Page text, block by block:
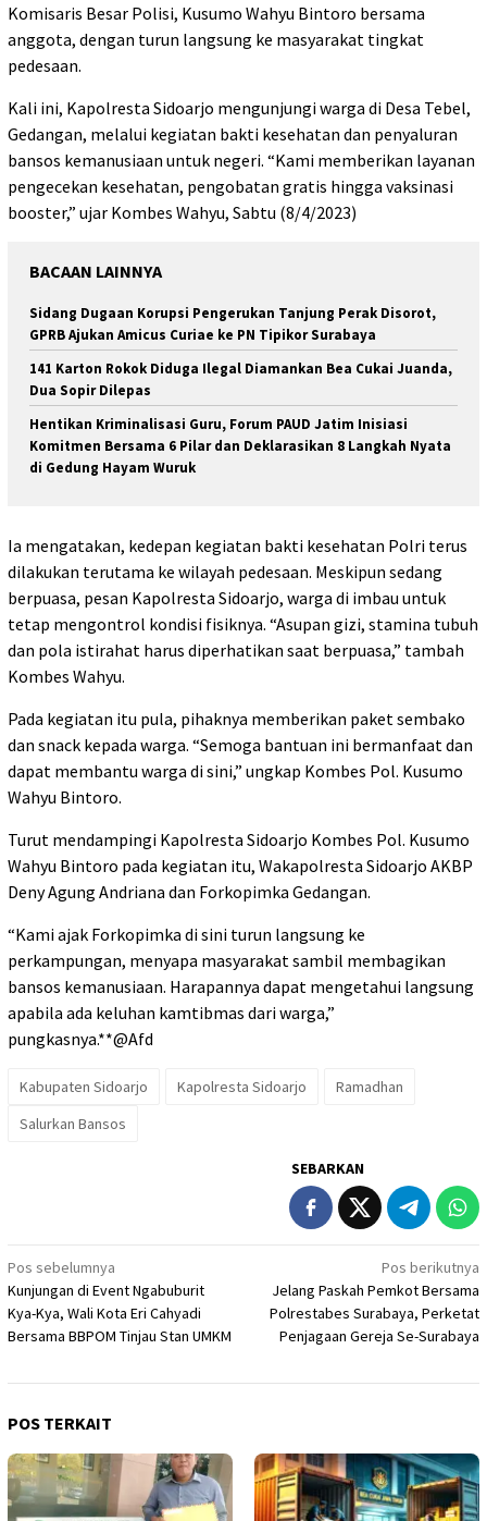
Komisaris Besar Polisi, Kusumo Wahyu Bintoro bersama
anggota, dengan turun langsung ke masyarakat tingkat
pedesaan.
Kali ini, Kapolresta Sidoarjo mengunjungi warga di Desa Tebel,
Gedangan, melalui kegiatan bakti kesehatan dan penyaluran
bansos kemanusiaan untuk negeri. “Kami memberikan layanan
pengecekan kesehatan, pengobatan gratis hingga vaksinasi
booster,” ujar Kombes Wahyu, Sabtu (8/4/2023)
BACAAN LAINNYA
Sidang Dugaan Korupsi Pengerukan Tanjung Perak Disorot,
GPRB Ajukan Amicus Curiae ke PN Tipikor Surabaya
141 Karton Rokok Diduga Ilegal Diamankan Bea Cukai Juanda,
Dua Sopir Dilepas
Hentikan Kriminalisasi Guru, Forum PAUD Jatim Inisiasi
Komitmen Bersama 6 Pilar dan Deklarasikan 8 Langkah Nyata
di Gedung Hayam Wuruk
Ia mengatakan, kedepan kegiatan bakti kesehatan Polri terus
dilakukan terutama ke wilayah pedesaan. Meskipun sedang
berpuasa, pesan Kapolresta Sidoarjo, warga di imbau untuk
tetap mengontrol kondisi fisiknya. “Asupan gizi, stamina tubuh
dan pola istirahat harus diperhatikan saat berpuasa,” tambah
Kombes Wahyu.
Pada kegiatan itu pula, pihaknya memberikan paket sembako
dan snack kepada warga. “Semoga bantuan ini bermanfaat dan
dapat membantu warga di sini,” ungkap Kombes Pol. Kusumo
Wahyu Bintoro.
Turut mendampingi Kapolresta Sidoarjo Kombes Pol. Kusumo
Wahyu Bintoro pada kegiatan itu, Wakapolresta Sidoarjo AKBP
Deny Agung Andriana dan Forkopimka Gedangan.
“Kami ajak Forkopimka di sini turun langsung ke
perkampungan, menyapa masyarakat sambil membagikan
bansos kemanusiaan. Harapannya dapat mengetahui langsung
apabila ada keluhan kamtibmas dari warga,”
pungkasnya.**@Afd
Kabupaten Sidoarjo Kapolresta Sidoarjo
Ramadhan
Salurkan Bansos
SEBARKAN
Navigasi
pos
Pos sebelumnya
Kunjungan di Event Ngabuburit
Kya-Kya, Wali Kota Eri Cahyadi
Bersama BBPOM Tinjau Stan UMKM
Pos berikutnya
Jelang Paskah Pemkot Bersama
Polrestabes Surabaya, Perketat
Penjagaan Gereja Se-Surabaya
POS TERKAIT